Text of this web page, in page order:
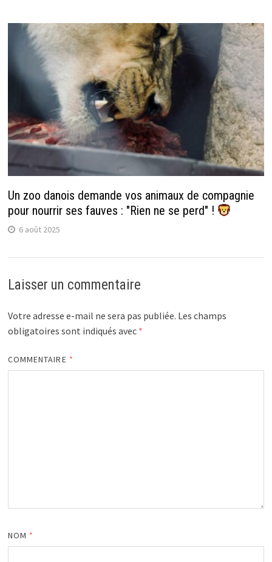
Un zoo danois demande vos animaux de compagnie
pour nourrir ses fauves : "Rien ne se perd" !
6 août 2025
Laisser un commentaire
Votre adresse e-mail ne sera pas publiée. Les champs
obligatoires sont indiqués avec *
COMMENTAIRE *
NOM *